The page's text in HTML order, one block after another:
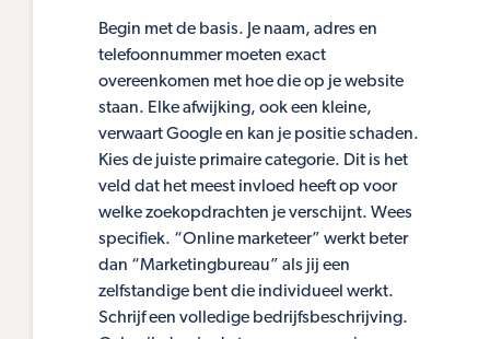
Begin met de basis. Je naam, adres en
telefoonnummer moeten exact
overeenkomen met hoe die op je website
staan. Elke afwijking, ook een kleine,
verwaart Google en kan je positie schaden.
Kies de juiste primaire categorie. Dit is het
veld dat het meest invloed heeft op voor
welke zoekopdrachten je verschijnt. Wees
specifiek. “Online marketeer” werkt beter
dan “Marketingbureau” als jij een
zelfstandige bent die individueel werkt.
Schrijf een volledige bedrijfsbeschrijving.